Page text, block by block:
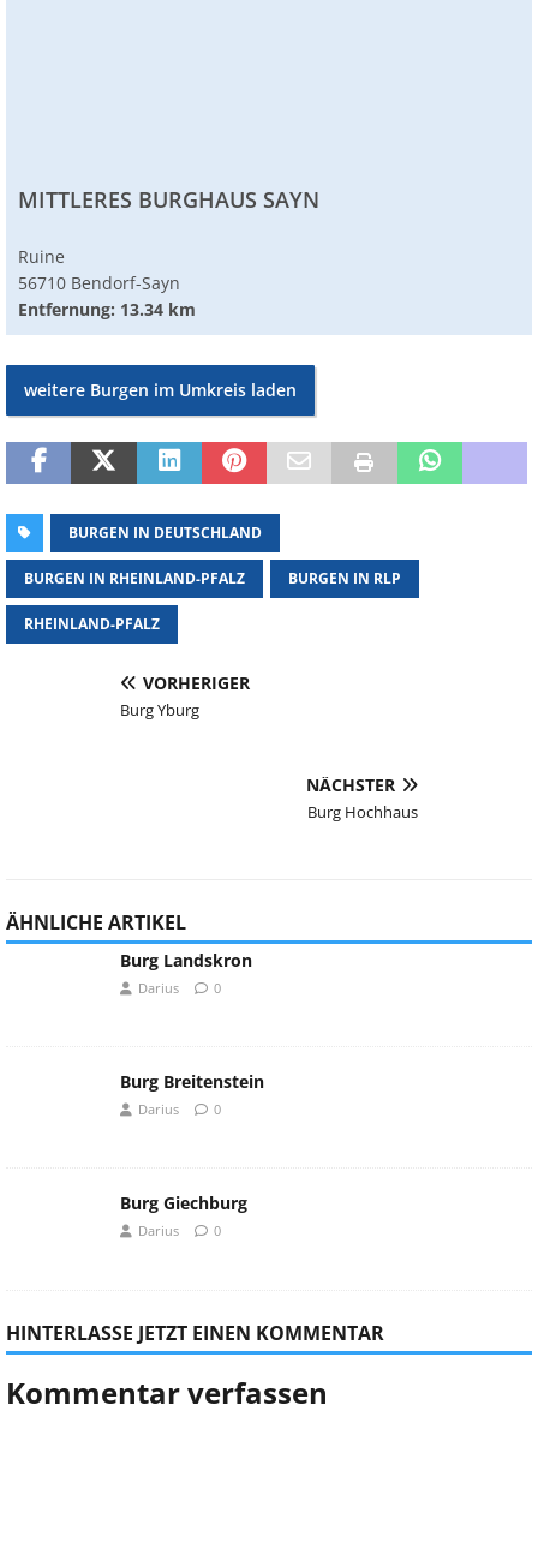
MITTLERES BURGHAUS SAYN
Ruine
56710 Bendorf-Sayn
Entfernung: 13.34 km
weitere Burgen im Umkreis laden
BURGEN IN DEUTSCHLAND
BURGEN IN RHEINLAND-PFALZ BURGEN IN RLP
RHEINLAND-PFALZ
VORHERIGER
Burg Yburg
NÄCHSTER
Burg Hochhaus
ÄHNLICHE ARTIKEL
Burg Landskron
Darius 0
Burg Breitenstein
Darius 0
Burg Giechburg
Darius 0
HINTERLASSE JETZT EINEN KOMMENTAR
Kommentar verfassen